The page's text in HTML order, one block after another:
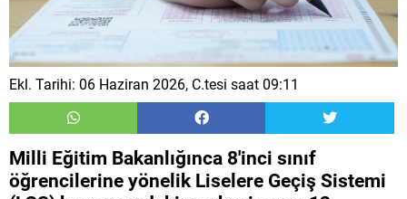
Ekl. Tarihi: 06 Haziran 2026, C.tesi saat 09:11
Milli Eğitim Bakanlığınca 8'inci sınıf
öğrencilerine yönelik Liselere Geçiş Sistemi